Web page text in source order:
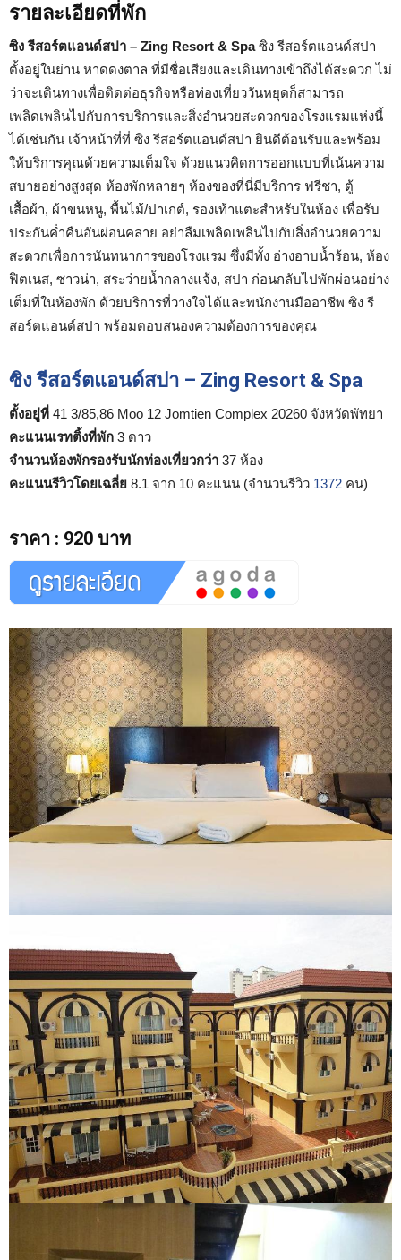
รายละเอียดที่พัก
ซิง รีสอร์ตแอนด์สปา – Zing Resort & Spaซิง รีสอร์ตแอนด์สปา
ตั้งอยู่ในย่าน หาดดงตาล ที่มีชื่อเสียงและเดินทางเข้าถึงได้สะดวก ไม่
ว่าจะเดินทางเพื่อติดต่อธุรกิจหรือท่องเที่ยววันหยุดก็สามารถ
เพลิดเพลินไปกับการบริการและสิ่งอำนวยสะดวกของโรงแรมแห่งนี้
ได้เช่นกัน เจ้าหน้าที่ที่ ซิง รีสอร์ตแอนด์สปา ยินดีต้อนรับและพร้อม
ให้บริการคุณด้วยความเต็มใจ ด้วยแนวคิดการออกแบบที่เน้นความ
สบายอย่างสูงสุด ห้องพักหลายๆ ห้องของที่นี่มีบริการ ฟรีชา, ตู้
เสื้อผ้า, ผ้าขนหนู, พื้นไม้/ปาเกต์, รองเท้าแตะสำหรับในห้อง เพื่อรับ
ประกันค่ำคืนอันผ่อนคลาย อย่าลืมเพลิดเพลินไปกับสิ่งอำนวยความ
สะดวกเพื่อการนันทนาการของโรงแรม ซึ่งมีทั้ง อ่างอาบน้ำร้อน, ห้อง
ฟิตเนส, ซาวน่า, สระว่ายน้ำกลางแจ้ง, สปา ก่อนกลับไปพักผ่อนอย่าง
เต็มที่ในห้องพัก ด้วยบริการที่วางใจได้และพนักงานมืออาชีพ ซิง รี
สอร์ตแอนด์สปา พร้อมตอบสนองความต้องการของคุณ
ซิง รีสอร์ตแอนด์สปา – Zing Resort & Spa
ตั้งอยู่ที่ 41 3/85,86 Moo 12 Jomtien Complex 20260 จังหวัดพัทยา
คะแนนเรทติ้งที่พัก 3 ดาว
จำนวนห้องพักรองรับนักท่องเที่ยวกว่า 37 ห้อง
คะแนนรีวิวโดยเฉลี่ย 8.1 จาก 10 คะแนน (จำนวนรีวิว 1372 คน)
ราคา : 920 บาท